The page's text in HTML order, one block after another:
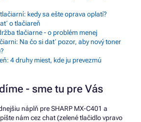
kedy sa ešte oprava oplatí?
o tlačiareň
tlačiarne - o problém menej
Na čo si dať pozor, aby nový toner
4 druhy miest, kde ju prevezmú
- sme tu pre Vás
náplň pre SHARP MX-C401 a
nám cez chat (zelené tlačidlo vpravo